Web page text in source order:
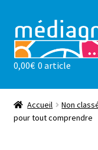
à
la
navigation
au
contenu
Les ateliers
sensibilisations
0,00€ 0 article
Accueil Non
pour tout comprendre